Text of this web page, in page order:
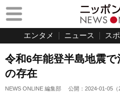
エンタメ ニュース ス
令和6年能登半島地震で
の存在
NEWS ONLINE 編集部 公開： 2024-01-05 （